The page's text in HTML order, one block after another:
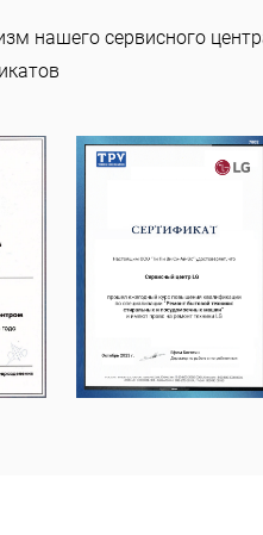
нашего сервисного